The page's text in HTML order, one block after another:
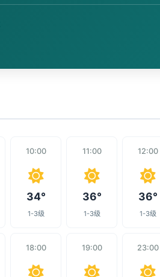
10:00
34°
1-3级
11:00
36°
1-3级
12:00
36°
1-3级
18:00 19:00 23:00